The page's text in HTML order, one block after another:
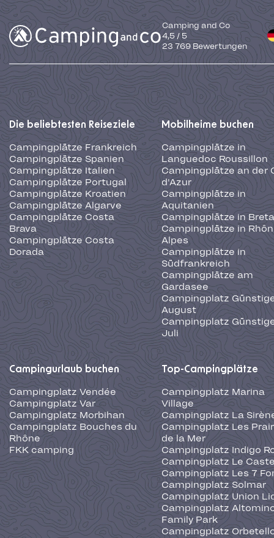
Camping and Co
4,5 / 5
23 769Bewertungen
Die beliebtesten Reiseziele
Campingplätze Frankreich
Campingplätze Spanien
Campingplätze Italien
Campingplätze Portugal
Campingplätze Kroatien
Campingplätze Algarve
Campingplätze Costa
Brava
Campingplätze Costa
Dorada
Mobilheime buchen
Campingplätze in
Languedoc Roussillon
Campingplätze an der
d'Azur
Campingplätze in
Aquitanien
Campingplätze in
Campingplätze in
Alpes
Campingplätze in
Südfrankreich
Campingplätze am
Gardasee
Campingplatz
August
Campingplatz
Juli
Campingurlaub buchen
Campingplatz Vendée
Campingplatz Var
Campingplatz Morbihan
Campingplatz Bouches du
Rhône
FKK camping
Top-Campingplätze
Campingplatz Marina
Village
Campingplatz La
Campingplatz Les
de la Mer
Campingplatz Indigo
Campingplatz Le
Campingplatz Les 7
Campingplatz Solmar
Campingplatz Union
Campingplatz
Family Park
Campingplatz